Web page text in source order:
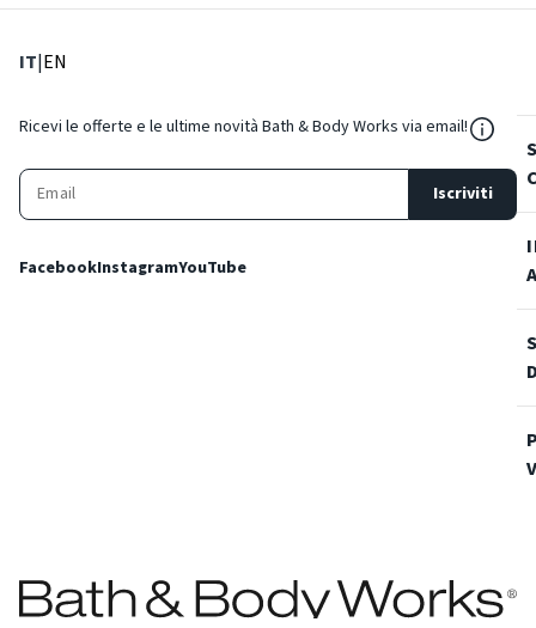
IT: Lingua corrente
|EN
Ricevi le offerte e le ultime novità Bath & Body Works via email!
Iscriviti
FacebookInstagramYouTube